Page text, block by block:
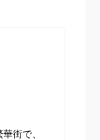
街で、